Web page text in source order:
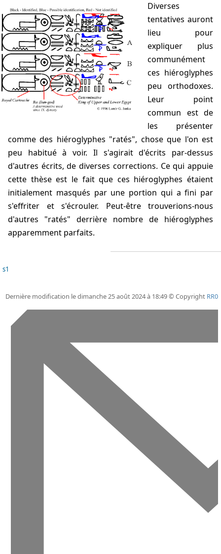
Diverses
tentatives auront
lieu pour
expliquer plus
communément
ces hiéroglyphes
peu orthodoxes.
Leur point
commun est de
les présenter
comme des hiéroglyphes "ratés", chose que l'on est
peu habitué à voir. Il s'agirait d'écrits par-dessus
d'autres écrits, de diverses corrections. Ce qui appuie
cette thèse est le fait que ces hiéroglyphes étaient
initialement masqués par une portion qui a fini par
s'effriter et s'écrouler. Peut-être trouverions-nous
d'autres "ratés" derrière nombre de hiéroglyphes
apparemment parfaits.
s1
Dernière modification le dimanche 25 août 2024 à 18:49 © Copyright RR0